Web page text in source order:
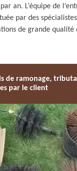
an. L’équipe de
par des
de grande qualité
de ramonage,
par le client